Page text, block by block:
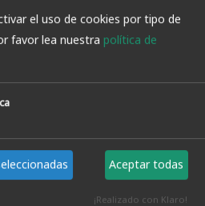
Express
el uso de cookies por tipo de
favor lea nuestra política de
Aceptar todas
¡Realizado con Klaro!